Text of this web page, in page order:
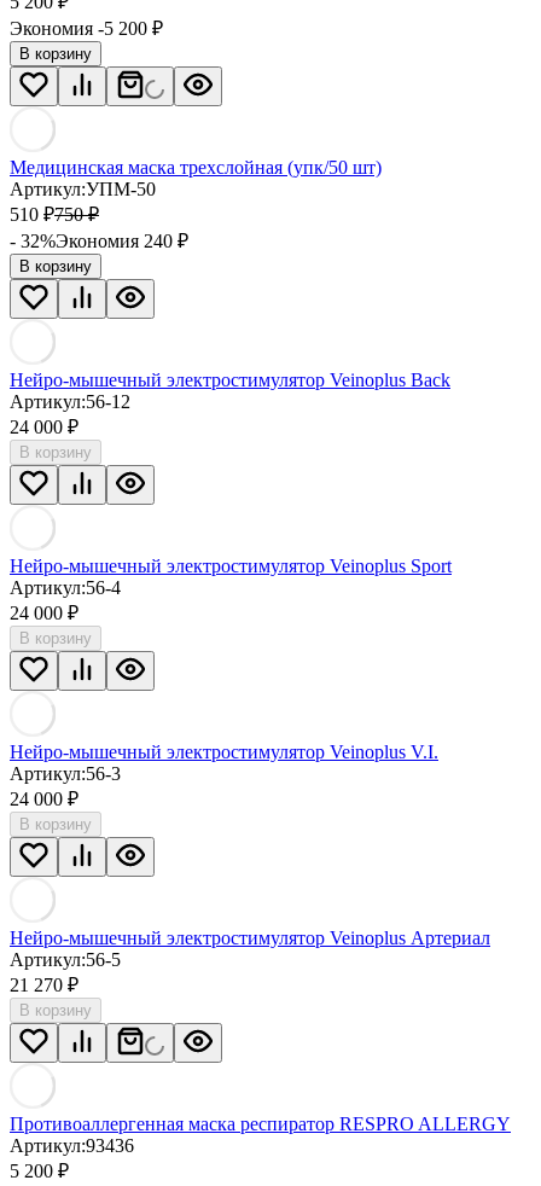
Экономия -5 200 ₽
В корзину
Медицинская маска трехслойная (упк/50 шт)
Артикул:УПМ-50
510 ₽750 ₽
- 32%Экономия 240 ₽
В корзину
Нейро-мышечный электростимулятор Veinoplus Back
Артикул:56-12
24 000 ₽
В корзину
Нейро-мышечный электростимулятор Veinoplus Sport
Артикул:56-4
24 000 ₽
В корзину
Нейро-мышечный электростимулятор Veinoplus V.I.
Артикул:56-3
24 000 ₽
В корзину
Нейро-мышечный электростимулятор Veinoplus Артериал
Артикул:56-5
21 270 ₽
В корзину
Противоаллергенная маска респиратор RESPRO ALLERGY
Артикул:93436
5 200 ₽